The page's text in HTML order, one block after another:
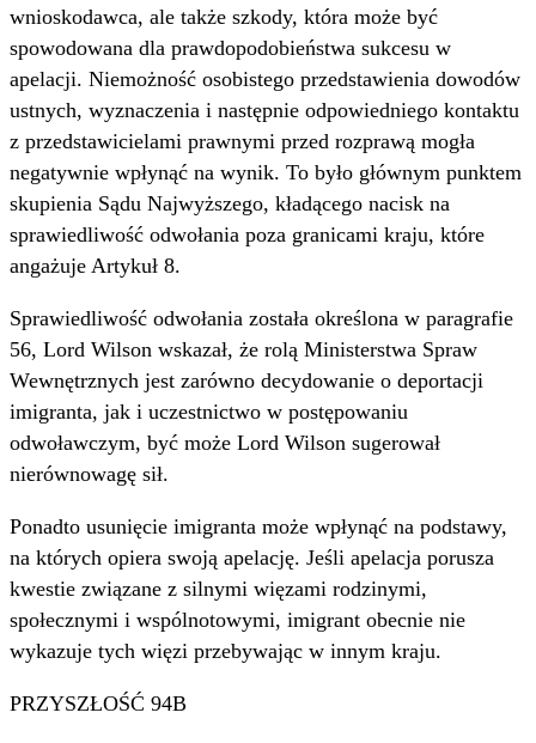
wnioskodawca, ale także szkody, która może być
spowodowana dla prawdopodobieństwa sukcesu w
apelacji. Niemożność osobistego przedstawienia dowodów
ustnych, wyznaczenia i następnie odpowiedniego kontaktu
z przedstawicielami prawnymi przed rozprawą mogła
negatywnie wpłynąć na wynik. To było głównym punktem
skupienia Sądu Najwyższego, kładącego nacisk na
sprawiedliwość odwołania poza granicami kraju, które
angażuje Artykuł 8.
Sprawiedliwość odwołania została określona w paragrafie
56, Lord Wilson wskazał, że rolą Ministerstwa Spraw
Wewnętrznych jest zarówno decydowanie o deportacji
imigranta, jak i uczestnictwo w postępowaniu
odwoławczym, być może Lord Wilson sugerował
nierównowagę sił.
Ponadto usunięcie imigranta może wpłynąć na podstawy,
na których opiera swoją apelację. Jeśli apelacja porusza
kwestie związane z silnymi więzami rodzinymi,
społecznymi i wspólnotowymi, imigrant obecnie nie
wykazuje tych więzi przebywając w innym kraju.
PRZYSZŁOŚĆ 94B